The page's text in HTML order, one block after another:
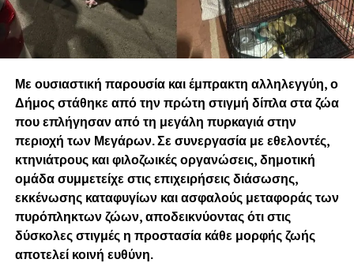
Με ουσιαστική παρουσία και έμπρακτη αλληλεγγύη, ο
Δήμος στάθηκε από την πρώτη στιγμή δίπλα στα ζώα
που επλήγησαν από τη μεγάλη πυρκαγιά στην
περιοχή των Μεγάρων. Σε συνεργασία με εθελοντές,
κτηνιάτρους και φιλοζωικές οργανώσεις, δημοτική
ομάδα συμμετείχε στις επιχειρήσεις διάσωσης,
εκκένωσης καταφυγίων και ασφαλούς μεταφοράς των
πυρόπληκτων ζώων, αποδεικνύοντας ότι στις
δύσκολες στιγμές η προστασία κάθε μορφής ζωής
αποτελεί κοινή ευθύνη.